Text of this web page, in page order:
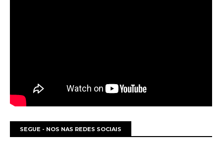
SEGUE - NOS NAS REDES SOCIAIS